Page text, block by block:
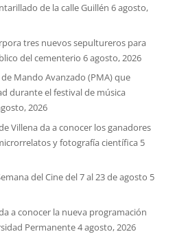
de la calle Guillén 6 agosto,
tres nuevos sepultureros para
del cementerio 6 agosto, 2026
Mando Avanzado (PMA) que
durante el festival de música
2026
Villena da a conocer los ganadores
y fotografía científica 5
del Cine del 7 al 23 de agosto 5
a conocer la nueva programación
Permanente4 agosto, 2026